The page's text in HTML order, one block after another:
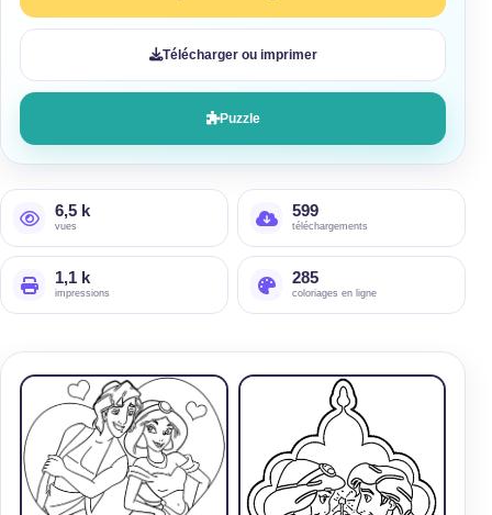
Télécharger ou imprimer
Puzzle
6,5 k
vues
599
téléchargements
1,1 k
impressions
285
coloriages en ligne